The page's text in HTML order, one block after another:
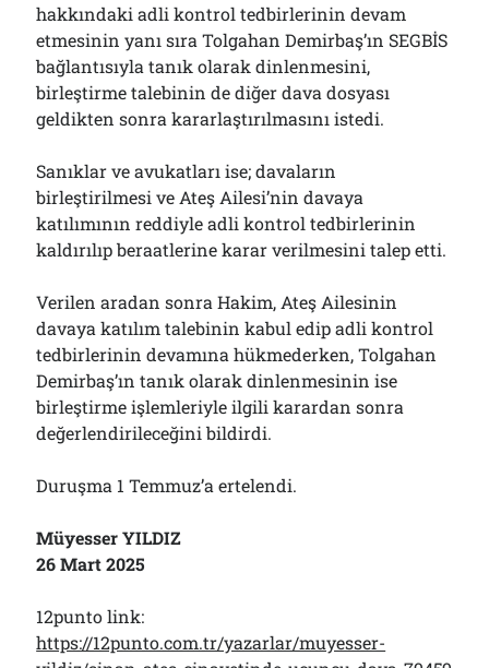
hakkındaki adli kontrol tedbirlerinin devam
etmesinin yanı sıra Tolgahan Demirbaş’ın SEGBİS
bağlantısıyla tanık olarak dinlenmesini,
birleştirme talebinin de diğer dava dosyası
geldikten sonra kararlaştırılmasını istedi.
Sanıklar ve avukatları ise; davaların
birleştirilmesi ve Ateş Ailesi’nin davaya
katılımının reddiyle adli kontrol tedbirlerinin
kaldırılıp beraatlerine karar verilmesini talep etti.
Verilen aradan sonra Hakim, Ateş Ailesinin
davaya katılım talebinin kabul edip adli kontrol
tedbirlerinin devamına hükmederken, Tolgahan
Demirbaş’ın tanık olarak dinlenmesinin ise
birleştirme işlemleriyle ilgili karardan sonra
değerlendirileceğini bildirdi.
Duruşma 1 Temmuz’a ertelendi.
Müyesser YILDIZ
26 Mart 2025
12punto link:
https://12punto.com.tr/yazarlar/muyesser-